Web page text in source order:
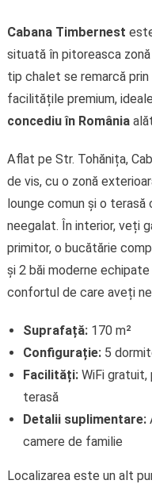
Cabana Timbernest
situată în pitoreasca
tip chalet se remarcă
facilitățile premium,
concediu în România
Aflat pe Str. Tohănița,
de vis, cu o zonă
lounge comun și o terasă
neegalat. În interior, veți
primitor, o bucătărie
și 2 băi moderne
confortul de care aveți
Suprafață:170 m²
Configurație:5
Facilități:WiFi gratuit,
terasă
Detalii suplimentare:
camere de familie
Localizarea este un alt